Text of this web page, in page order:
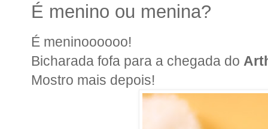
É menino ou menina?
É meninoooooo!
Bicharada fofa para a chegada do
Mostro mais depois!